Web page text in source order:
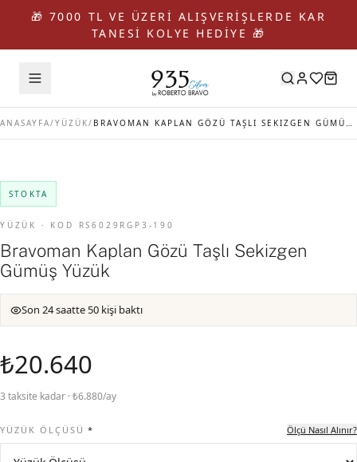
🎁 7000 TL VE ÜZERİ ALIŞVERİŞLERDE KAR
TANESİ KOLYE HEDİYE 🎁
ANASAYFA/YÜZÜK/ BRAVOMAN KAPLAN GÖZÜ TAŞLI SEKIZGEN GÜMÜŞ YÜZÜK
STOKTA
YÜZÜK · KOD RS6029RGP3-190
Bravoman Kaplan Gözü Taşlı Sekizgen
Gümüş Yüzük
Son 24 saatte 50 kişi baktı
₺20.640
3 taksite kadar · ₺6.880/ay
YÜZÜK ÖLÇÜSÜ * Ölçü Nasıl Alınır?